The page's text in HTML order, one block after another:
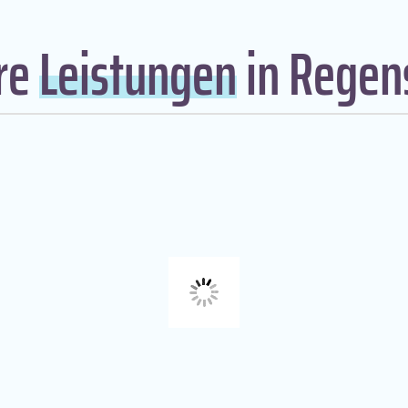
Leistungenin